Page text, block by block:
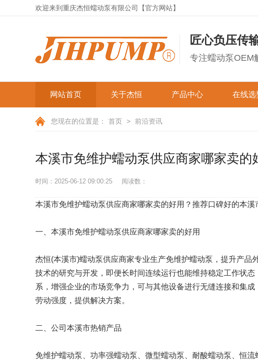
欢迎来到重庆杰恒蠕动泵有限公司【官方网站】
匠心负压传
专注蠕动泵OEM
网站首页 关于杰恒
公司简介
资质证书
公司实拍
杰恒文化
产品中心
经济实验系列
OEM蠕动泵
蠕动泵软管 专用硅胶管 进口软
蠕动泵配件
在线选
您现在的位置是： 首页 > 前沿资讯
本溪市免维护蠕动泵供应商家哪家卖的
时间：2025-06-12 09:00:25 阅读数：
本溪市免维护蠕动泵供应商家哪家卖的好用？推荐口碑好的本
一、本溪市免维护蠕动泵供应商家哪家卖的好用
杰恒(本溪市)蠕动泵供应商家专业生产免维护蠕动泵，提升产
技术的研究与开发，即便长时间连续运行也能维持稳定工作状
系，增强企业的市场竞争力，可与其他设备进行无缝连接和集
劳动强度，提供解决方案。
二、公司本溪市热销产品
免维护蠕动泵、功率强蠕动泵、微型蠕动泵、耐酸蠕动泵、恒流